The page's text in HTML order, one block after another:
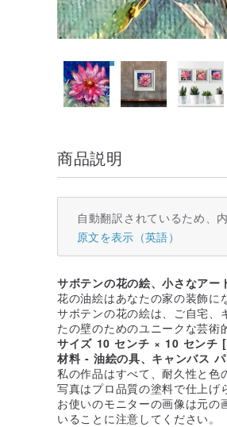
商品説明
自動翻訳されているため、
原文を表示（英語）
サボテンの花の絵、小さなアー
花の油絵はあなたの家の装飾に
サボテンの花の絵は、ご自宅、
たの壁のためのユニークな芸術
サイズ 10 センチ × 10 センチ
材料 - 油絵の具、キャンバス
私の作品はすべて、耐久性と色
写真はプロ品質の塗料で仕上げ
お使いのモニターの画像は元
いることに注意してください。